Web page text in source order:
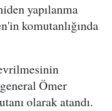
yapılanma
komutanlığında
Ömer
olarak atandı.